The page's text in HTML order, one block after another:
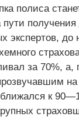
полиса
экспертов, до
за 70%, а,
на
к